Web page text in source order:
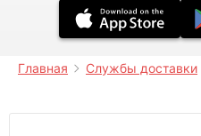
Главная Службы доставки